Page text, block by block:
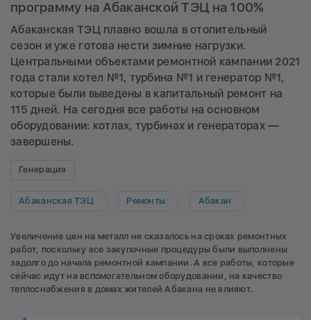
программу на Абаканской ТЭЦ на 100%
Абаканская ТЭЦ плавно вошла в отопительный
сезон и уже готова нести зимние нагрузки.
Центральными объектами ремонтной кампании 2021
года стали котел №1, турбина №1 и генератор №1,
которые были выведены в капитальный ремонт на
115 дней. На сегодня все работы на основном
оборудовании: котлах, турбинах и генераторах —
завершены.
Генерация
Абаканская ТЭЦ Ремонты Абакан
Увеличение цен на металл не сказалось на сроках ремонтных
работ, поскольку все закупочные процедуры были выполнены
задолго до начала ремонтной кампании. А все работы, которые
сейчас идут на вспомогательном оборудовании, на качество
теплоснабжения в домах жителей Абакана не влияют.